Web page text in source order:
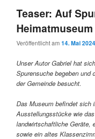
Teaser: Auf
Heimatmuseum
Veröffentlicht am14. Mai 2024
Unser Autor Gabriel hat
Spurensuche begeben und
der Gemeinde besucht.
Das Museum befindet sich
Ausstellungsstücke wie das
landwirtschaftliche Geräte,
sowie ein altes